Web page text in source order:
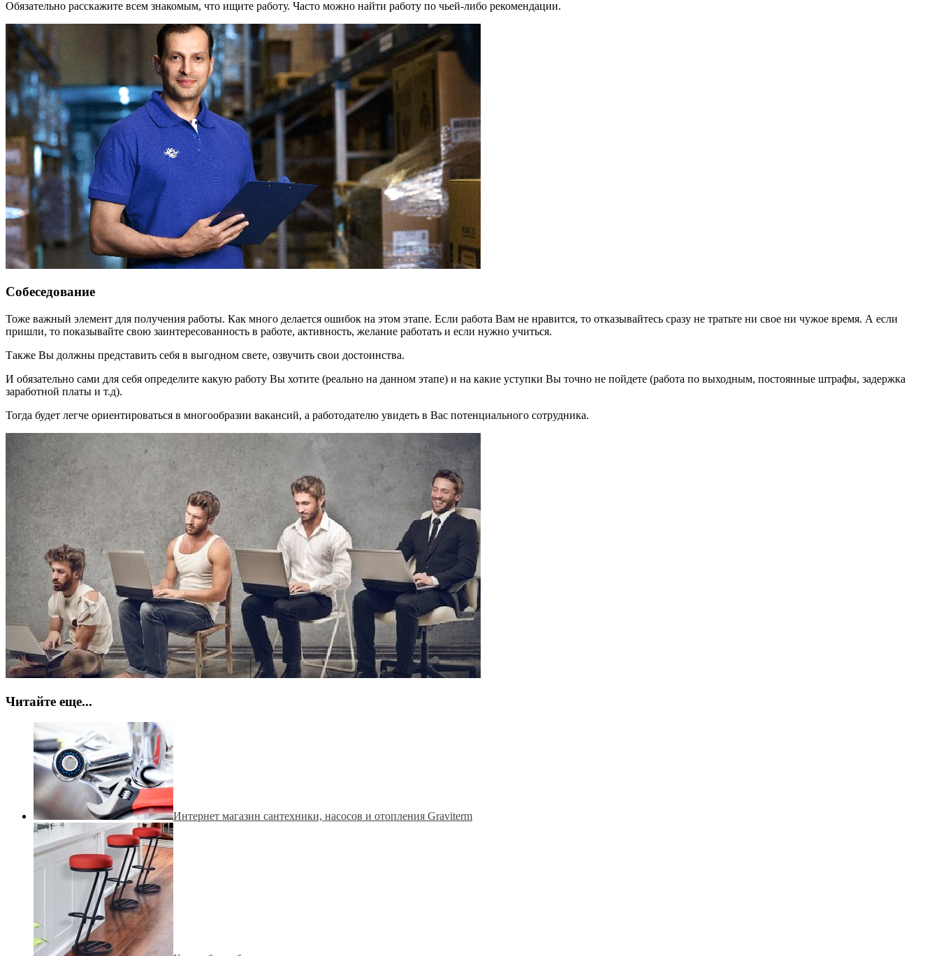
Обязательно расскажите всем знакомым, что ищите работу. Часто можно найти работу по чьей-либо рекомендации.
Собеседование
Тоже важный элемент для получения работы. Как много делается ошибок на этом этапе. Если работа Вам не нравится, то отказывайтесь сразу не тратьте ни свое ни чужое время. А если
пришли, то показывайте свою заинтересованность в работе, активность, желание работать и если нужно учиться.
Также Вы должны представить себя в выгодном свете, озвучить свои достоинства.
И обязательно сами для себя определите какую работу Вы хотите (реально на данном этапе) и на какие уступки Вы точно не пойдете (работа по выходным, постоянные штрафы, задержка
заработной платы и т.д).
Тогда будет легче ориентироваться в многообразии вакансий, а работодателю увидеть в Вас потенциального сотрудника.
Читайте еще...
Интернет магазин сантехники, насосов и отопления Graviterm